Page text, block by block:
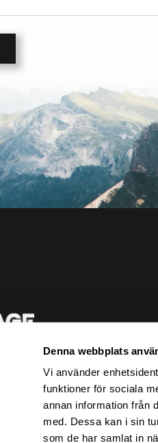
Denna webbplats
Vi använder
funktioner för sociala
annan information från
med. Dessa kan i sin
som de har samlat in